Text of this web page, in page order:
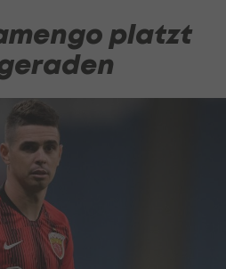
platzt